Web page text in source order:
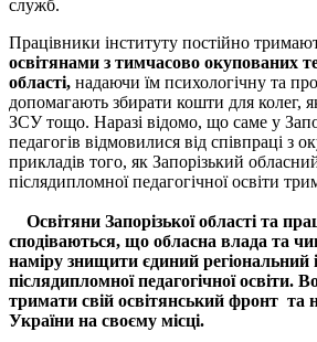
служб.
Працівники інституту постійно
освітянами з тимчасово окупованих
області, надаючи їм психологічну та
допомагають збирати кошти для колег,
ЗСУ тощо. Наразі відомо, що саме у
педагогів відмовилися від співпраці з
прикладів того, як Запорізький
післядипломної педагогічної освіти
Освітяни Запорізької області та
сподіваються, що обласна влада та
наміру знищити єдиний регіональний
післядипломної педагогічної освіти.
тримати свій освітянський фронт та
України на своєму місці.